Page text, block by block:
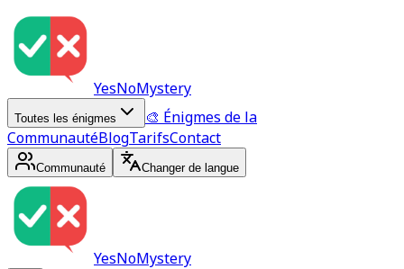
YesNoMystery
Toutes les énigmes
🎨 Énigmes de la
CommunautéBlogTarifsContact
Communauté Changer de langue
YesNoMystery